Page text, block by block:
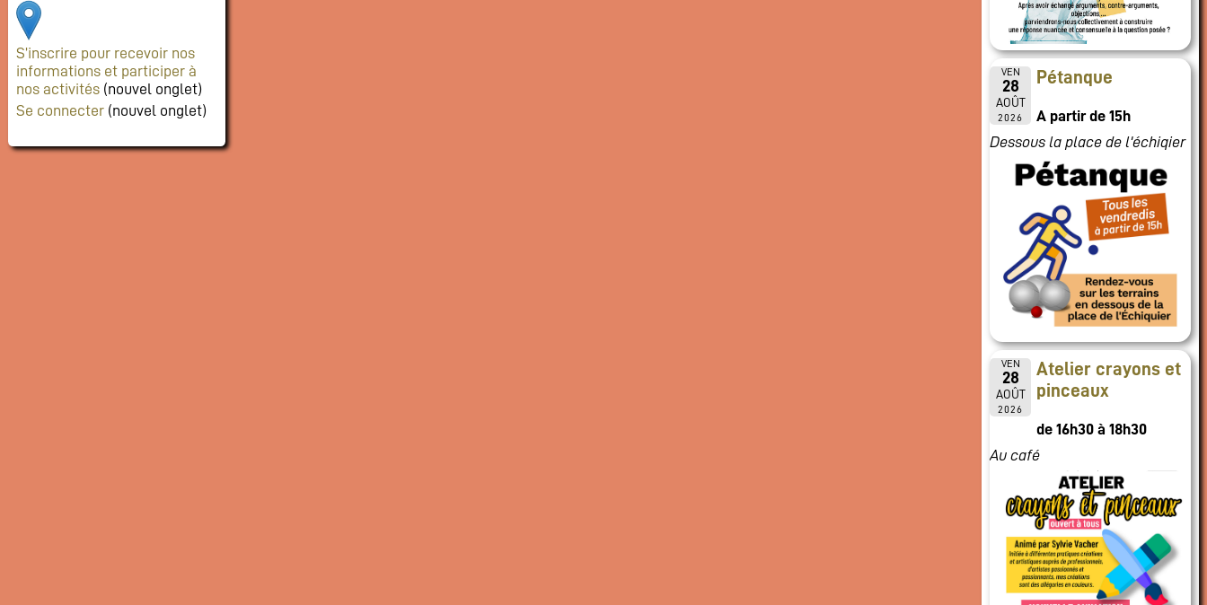
S’inscrire pour recevoir nos
informations et participer à
nos activités (nouvel onglet)
Se connecter (nouvel onglet)
VEN
28
AOÛT
2026
Pétanque
A partir de 15h
Dessous la place de l'échiqier
VEN
28
AOÛT
2026
Atelier crayons et
pinceaux
de 16h30 à 18h30
Au café